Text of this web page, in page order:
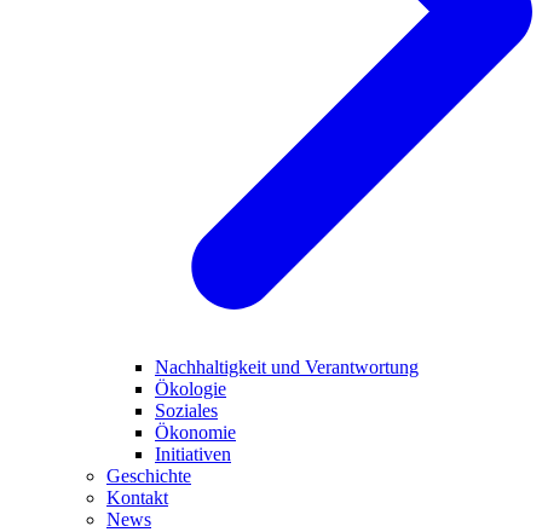
Nachhaltigkeit und Verantwortung
Ökologie
Soziales
Ökonomie
Initiativen
Geschichte
Kontakt
News